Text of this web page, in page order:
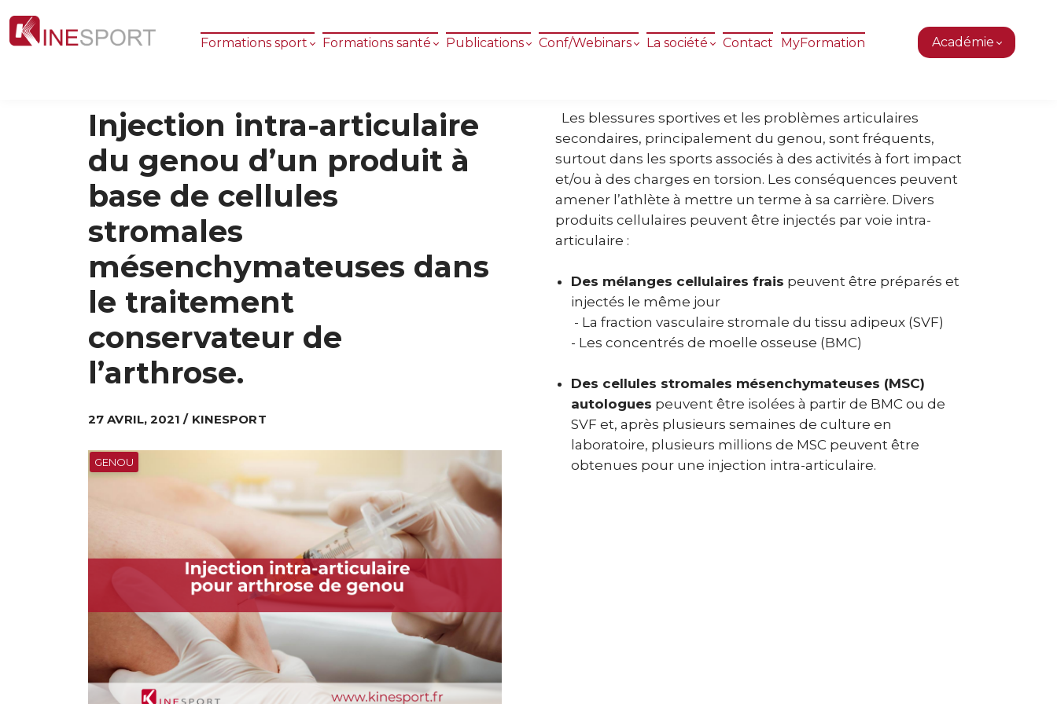
Formations sport Formations santé Publications Conf/Webinars La société Contact MyFormation Académie
Injection intra-articulaire
du genou d’un produit à
base de cellules
stromales
mésenchymateuses dans
le traitement
conservateur de
l’arthrose.
27 AVRIL, 2021 / KINESPORT
GENOU
Les blessures sportives et les problèmes articulaires
secondaires, principalement du genou, sont fréquents,
surtout dans les sports associés à des activités à fort impact
et/ou à des charges en torsion. Les conséquences peuvent
amener l’athlète à mettre un terme à sa carrière. Divers
produits cellulaires peuvent être injectés par voie intra-
articulaire :
Des mélanges cellulaires frais peuvent être préparés et
injectés le même jour
- La fraction vasculaire stromale du tissu adipeux (SVF)
- Les concentrés de moelle osseuse (BMC)
Des cellules stromales mésenchymateuses (MSC)
autologues peuvent être isolées à partir de BMC ou de
SVF et, après plusieurs semaines de culture en
laboratoire, plusieurs millions de MSC peuvent être
obtenues pour une injection intra-articulaire.